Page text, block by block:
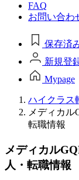
FAQ
お問い合わ
保存済
新規登
Mypage
ハイクラス
メディカル
転職情報
メディカル
人・転職情報